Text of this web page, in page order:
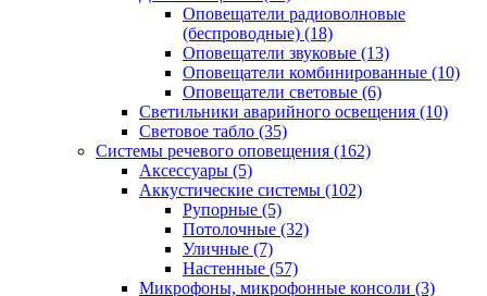
Оповещатели радиоволновые
(беспроводные) (18)
Оповещатели звуковые (13)
Оповещатели комбинированные (10)
Оповещатели световые (6)
Светильники аварийного освещения (10)
Световое табло (35)
Системы речевого оповещения (162)
Аксессуары (5)
Аккустические системы (102)
Рупорные (5)
Потолочные (32)
Уличные (7)
Настенные (57)
Микрофоны, микрофонные консоли (3)